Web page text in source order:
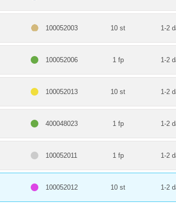
100052003 10 st 1-2
100052006 1 fp 1-2
100052013 10 st 1-2
400048023 1 fp 1-2
100052011 1 fp 1-2
100052012 10 st 1-2